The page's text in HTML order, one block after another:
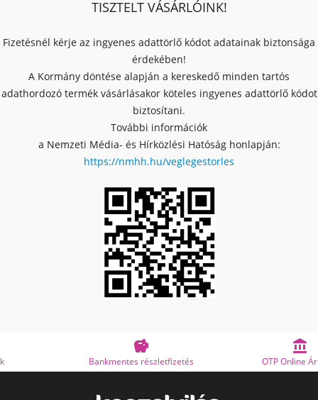
TISZTELT VÁSÁRLÓINK!
Fizetésnél kérje az ingyenes adattörlő kódot adatainak biztonsága
érdekében!
A Kormány döntése alapján a kereskedő minden tartós
adathordozó termék vásárlásakor köteles ingyenes adattörlő kódot
biztosítani.
További információk
a Nemzeti Média- és Hírközlési Hatóság honlapján:
https://nmhh.hu/veglegestorles
Bankmentes részletfizetés OTP Online Áruhitel